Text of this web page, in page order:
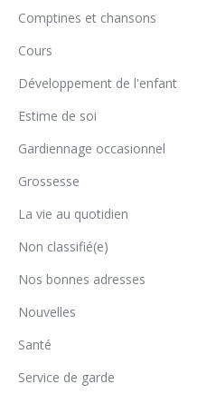
Comptines et chansons
Cours
Développement de l'enfant
Estime de soi
Gardiennage occasionnel
Grossesse
La vie au quotidien
Non classifié(e)
Nos bonnes adresses
Nouvelles
Santé
Service de garde